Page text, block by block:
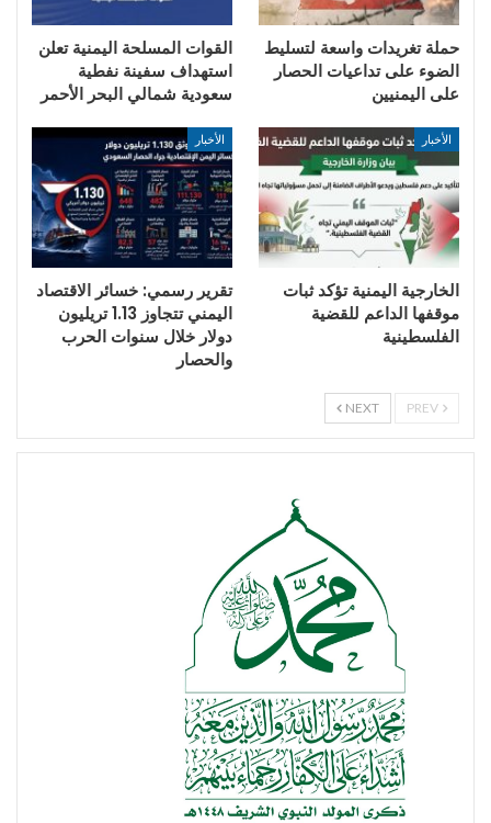
حملة تغريدات واسعة لتسليط
الضوء على تداعيات الحصار
على اليمنيين
القوات المسلحة اليمنية تعلن
استهداف سفينة نفطية
سعودية شمالي البحر الأحمر
الأخبار
الخارجية اليمنية تؤكد ثبات
موقفها الداعم للقضية
الفلسطينية
الأخبار
تقرير رسمي: خسائر الاقتصاد
اليمني تتجاوز 1.13 تريليون
دولار خلال سنوات الحرب
والحصار
NEXT